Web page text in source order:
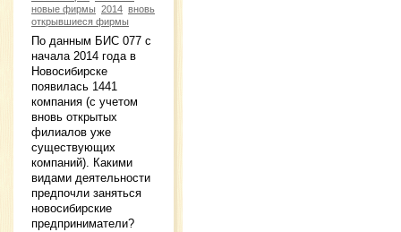
новые фирмы 2014 вновь
открывшиеся фирмы
По данным БИС 077 с
начала 2014 года в
Новосибирске
появилась 1441
компания (с учетом
вновь открытых
филиалов уже
существующих
компаний). Какими
видами деятельности
предпочли заняться
новосибирские
предприниматели?